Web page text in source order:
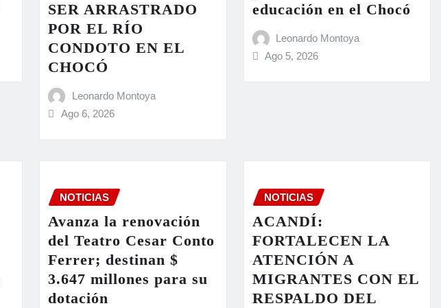
SER ARRASTRADO
POR EL RÍO
CONDOTO EN EL
CHOCÓ
Leonardo Montoya
Ago 6, 2026
educación en el Chocó
Leonardo Montoya
Ago 5, 2026
NOTICIAS
Avanza la renovación
del Teatro Cesar Conto
Ferrer; destinan $
3.647 millones para su
dotación
NOTICIAS
ACANDÍ:
FORTALECEN LA
ATENCIÓN A
MIGRANTES CON EL
RESPALDO DEL